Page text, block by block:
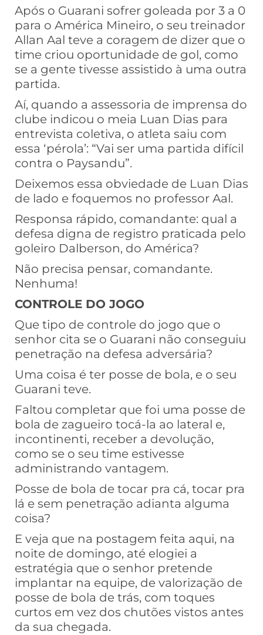
Após o Guarani sofrer goleada por 3 a 0
para o América Mineiro, o seu treinador
Allan Aal teve a coragem de dizer que o
time criou oportunidade de gol, como
se a gente tivesse assistido à uma outra
partida.
Aí, quando a assessoria de imprensa do
clube indicou o meia Luan Dias para
entrevista coletiva, o atleta saiu com
essa ‘pérola’: “Vai ser uma partida difícil
contra o Paysandu”.
Deixemos essa obviedade de Luan Dias
de lado e foquemos no professor Aal.
Responsa rápido, comandante: qual a
defesa digna de registro praticada pelo
goleiro Dalberson, do América?
Não precisa pensar, comandante.
Nenhuma!
CONTROLE DO JOGO
Que tipo de controle do jogo que o
senhor cita se o Guarani não conseguiu
penetração na defesa adversária?
Uma coisa é ter posse de bola, e o seu
Guarani teve.
Faltou completar que foi uma posse de
bola de zagueiro tocá-la ao lateral e,
incontinenti, receber a devolução,
como se o seu time estivesse
administrando vantagem.
Posse de bola de tocar pra cá, tocar pra
lá e sem penetração adianta alguma
coisa?
E veja que na postagem feita aqui, na
noite de domingo, até elogiei a
estratégia que o senhor pretende
implantar na equipe, de valorização de
posse de bola de trás, com toques
curtos em vez dos chutões vistos antes
da sua chegada.